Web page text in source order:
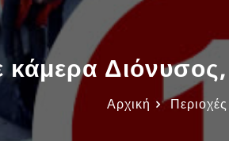
κάμερα
Αρχική Περιοχές